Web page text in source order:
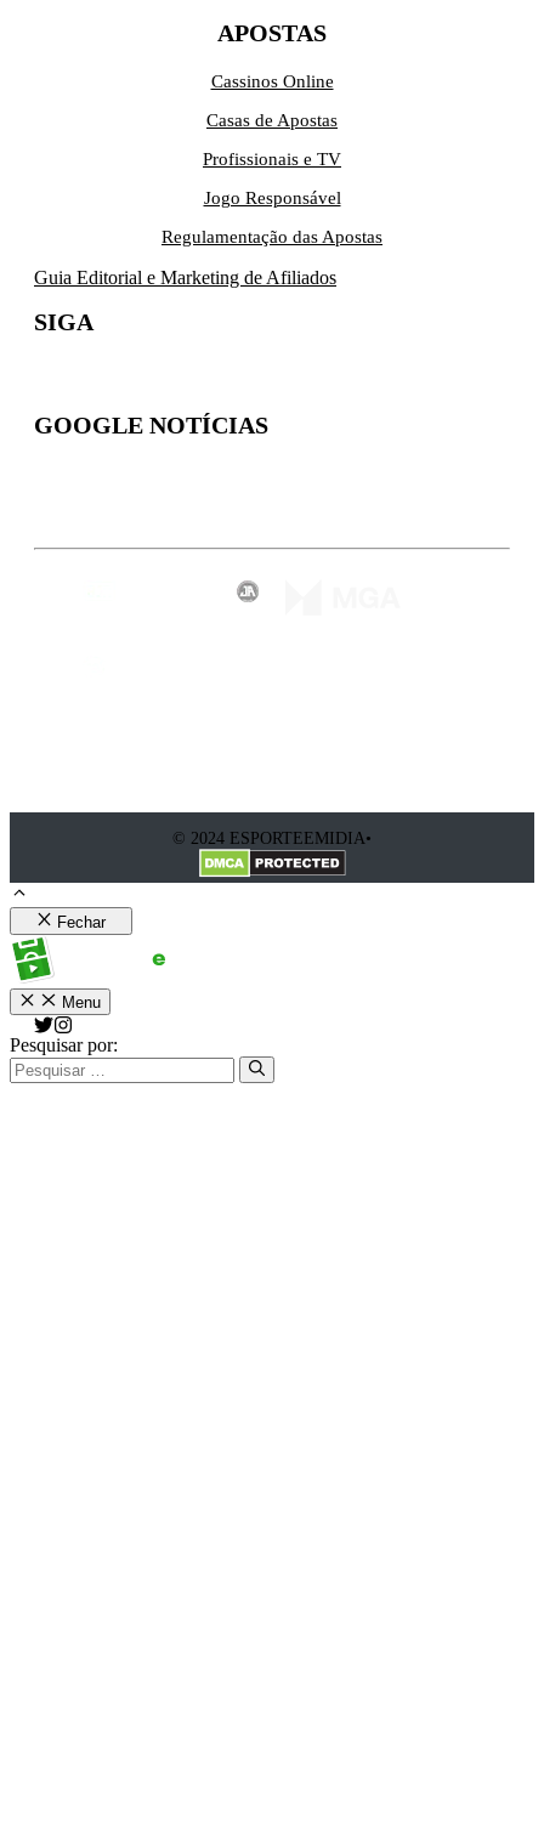
APOSTAS
Cassinos Online
Casas de Apostas
Profissionais e TV
Jogo Responsável
Regulamentação das Apostas
Guia Editorial e Marketing de Afiliados
SIGA
GOOGLE NOTÍCIAS
© 2024 ESPORTEEMIDIA•
Fechar
Menu
Pesquisar por: